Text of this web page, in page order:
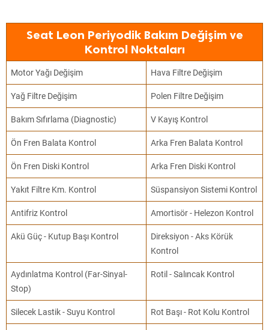
Seat Leon Periyodik Bakım Değişim ve
Kontrol Noktaları
Motor Yağı Değişim Hava Filtre Değişim
Yağ Filtre Değişim Polen Filtre Değişim
Bakım Sıfırlama (Diagnostic) V Kayış Kontrol
Ön Fren Balata Kontrol Arka Fren Balata Kontrol
Ön Fren Diski Kontrol Arka Fren Diski Kontrol
Yakıt Filtre Km. Kontrol Süspansiyon Sistemi Kontrol
Antifriz Kontrol Amortisör - Helezon Kontrol
Akü Güç - Kutup Başı Kontrol
Direksiyon - Aks Körük
Kontrol
Aydınlatma Kontrol (Far-Sinyal-
Stop)
Rotil - Salıncak Kontrol
Silecek Lastik - Suyu Kontrol Rot Başı - Rot Kolu Kontrol